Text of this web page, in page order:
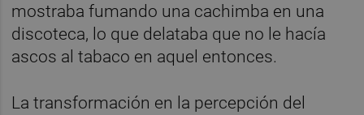
mostraba fumando una cachimba en una
discoteca, lo que delataba que no le hacía
ascos al tabaco en aquel entonces.
La transformación en la percepción del